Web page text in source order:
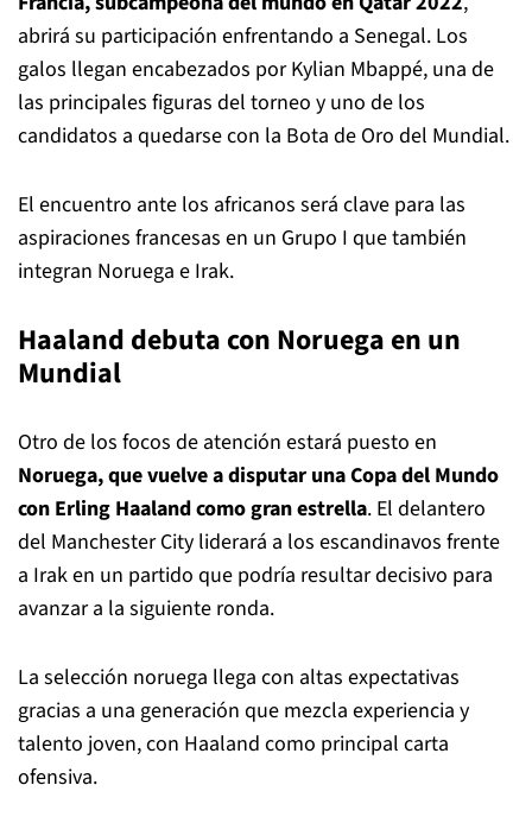
abrirá su participación enfrentando a Senegal. Los
galos llegan encabezados por Kylian Mbappé, una de
las principales figuras del torneo y uno de los
candidatos a quedarse con la Bota de Oro del Mundial.
El encuentro ante los africanos será clave para las
aspiraciones francesas en un Grupo I que también
integran Noruega e Irak.
Haaland debuta con Noruega en un
Mundial
Otro de los focos de atención estará puesto en
Noruega, que vuelve a disputar una Copa del Mundo
con Erling Haalandcomo gran estrella. El delantero
del Manchester City liderará a los escandinavos frente
a Irak en un partido que podría resultar decisivo para
avanzar a la siguiente ronda.
La selección noruega llega con altas expectativas
gracias a una generación que mezcla experiencia y
talento joven, con Haaland como principal carta
ofensiva.